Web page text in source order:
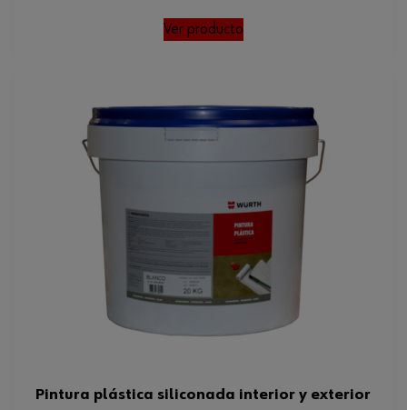
Ver producto
Pintura plástica siliconada interior y exterior